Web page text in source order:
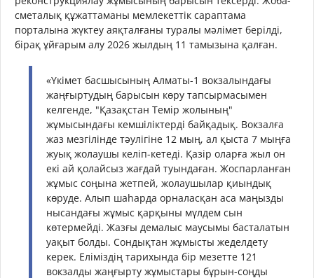
сметалық құжаттаманы мемлекеттік сараптама
порталына жүктеу аяқталғаны туралы мәлімет берілді,
бірақ ұйғарым алу 2026 жылдың 11 тамызына қалған.
«Үкімет басшысының Алматы-1 вокзалындағы
жаңғыртудың барысын көру тапсырмасымен
келгенде, "Қазақстан Темір жолының"
жұмысындағы кемшіліктерді байқадық. Вокзалға
жаз мезгілінде тәулігіне 12 мың, ал қыста 7 мыңға
жуық жолаушы келіп-кетеді. Қазір оларға жыл он
екі ай қолайсыз жағдай туындаған. Жоспарланған
жұмыс соңына жетпей, жолаушылар қиындық
көруде. Алып шаһарда орналасқан аса маңызды
нысандағы жұмыс қарқыны мүлдем сын
көтермейді. Жазғы демалыс маусымы басталатын
уақыт болды. Сондықтан жұмысты жеделдету
керек. Еліміздің тарихында бір мезетте 121
вокзалды жаңғырту жұмыстары бұрын-соңды